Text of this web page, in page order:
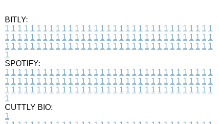
BITLY:
1 1 1 1 1 1 1 1 1 1 1 1 1 1 1 1 1 1 1 1 1 1 1 1 1 1 1 1 1 1 1 1 1
1 1 1 1 1 1 1 1 1 1 1 1 1 1 1 1 1 1 1 1 1 1 1 1 1 1 1 1 1 1 1 1 1
1 1 1 1 1 1 1 1 1 1 1 1 1 1 1 1 1 1 1 1 1 1 1 1 1 1 1 1 1 1 1 1 1
1
SPOTIFY:
1 1 1 1 1 1 1 1 1 1 1 1 1 1 1 1 1 1 1 1 1 1 1 1 1 1 1 1 1 1 1 1 1
1 1 1 1 1 1 1 1 1 1 1 1 1 1 1 1 1 1 1 1 1 1 1 1 1 1 1 1 1 1 1 1 1
1 1 1 1 1 1 1 1 1 1 1 1 1 1 1 1 1 1 1 1 1 1 1 1 1 1 1 1 1 1 1 1 1
1
CUTTLY BIO:
1